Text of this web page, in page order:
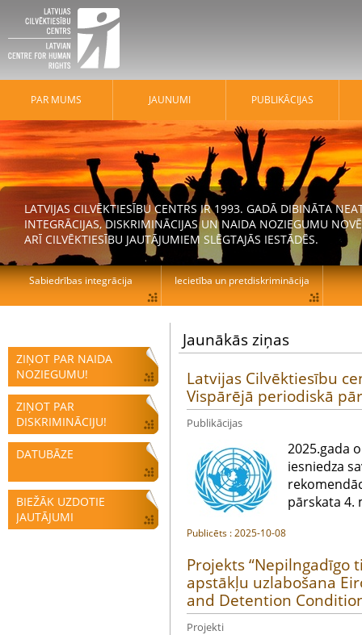
ZIŅOT PAR NAIDA
NOZIEGUMU!
ZIŅOT PAR
DISKRIMINĀCIJU!
DATUBĀZE
BIEŽĀK UZDOTIE
JAUTĀJUMI
Jaunākās ziņas
Latvijas Cilvēktiesību
Vispārējā periodiskā
Publikācijas
2025.gada
iesniedza
pārskata 4.
Publicēts : 2025-10-08
Projekts “Nepilngadīgo
apstākļu uzlabošana
and Detention
Projekti
PAR MUMS JAUNUMI PUBLIKĀCIJAS
LATVIJAS CILVĒKTIESĪBU CENTRS IR 1993. GADĀ DIBINĀTA
INTEGRĀCIJAS, DISKRIMINĀCIJAS UN NAIDA NOZIEGUMU
ARĪ CILVĒKTIESĪBU JAUTĀJUMIEM SLĒGTAJĀS IESTĀDĒS.
Sabiedrības integrācija Iecietība un pretdiskriminācija